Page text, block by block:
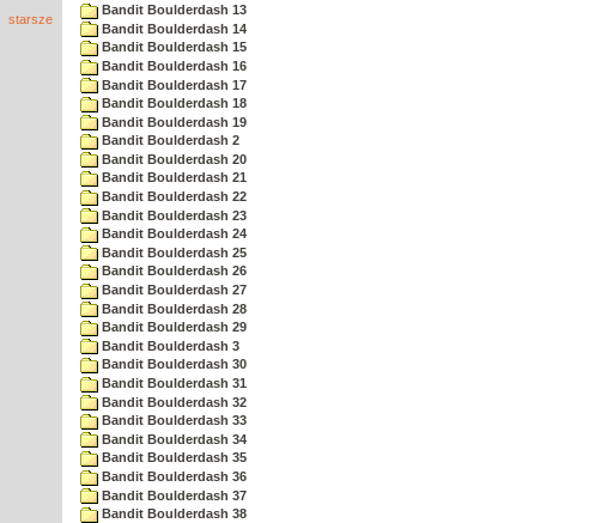
starsze
Bandit Boulderdash 13
Bandit Boulderdash 14
Bandit Boulderdash 15
Bandit Boulderdash 16
Bandit Boulderdash 17
Bandit Boulderdash 18
Bandit Boulderdash 19
Bandit Boulderdash 2
Bandit Boulderdash 20
Bandit Boulderdash 21
Bandit Boulderdash 22
Bandit Boulderdash 23
Bandit Boulderdash 24
Bandit Boulderdash 25
Bandit Boulderdash 26
Bandit Boulderdash 27
Bandit Boulderdash 28
Bandit Boulderdash 29
Bandit Boulderdash 3
Bandit Boulderdash 30
Bandit Boulderdash 31
Bandit Boulderdash 32
Bandit Boulderdash 33
Bandit Boulderdash 34
Bandit Boulderdash 35
Bandit Boulderdash 36
Bandit Boulderdash 37
Bandit Boulderdash 38